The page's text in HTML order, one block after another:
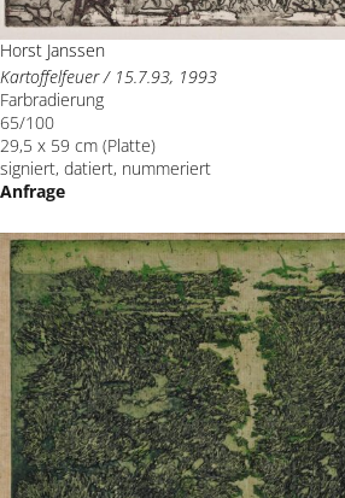
Horst Janssen
Kartoffelfeuer / 15.7.93, 1993
Farbradierung
65/100
29,5 x 59 cm (Platte)
signiert, datiert, nummeriert
Anfrage